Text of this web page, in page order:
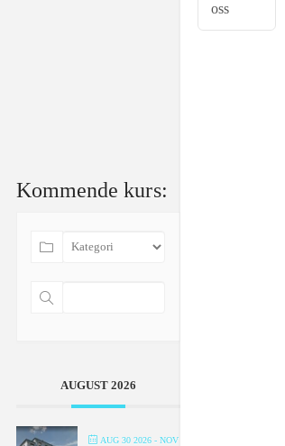
Kommende kurs:
AUGUST 2026
AUG 30 2026- NOV
oss